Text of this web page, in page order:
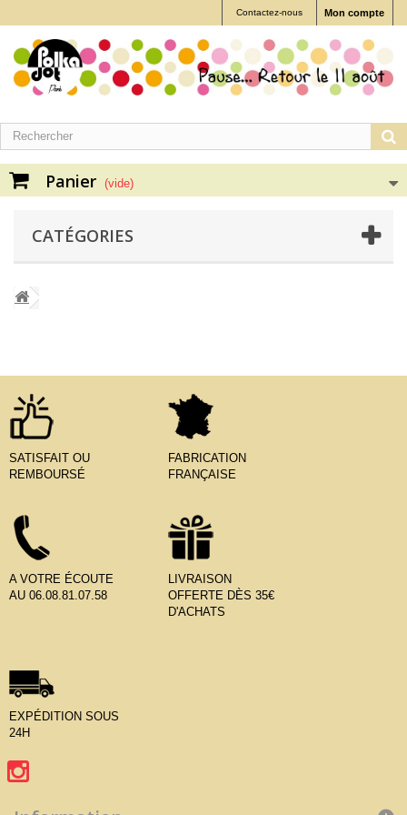
Mon compte
Contactez-nous
Panier (vide)
CATÉGORIES
SATISFAIT OU
REMBOURSÉ
FABRICATION
FRANÇAISE
A VOTRE ÉCOUTE
AU 06.08.81.07.58
LIVRAISON
OFFERTE DÈS 35€
D'ACHATS
EXPÉDITION SOUS
24H